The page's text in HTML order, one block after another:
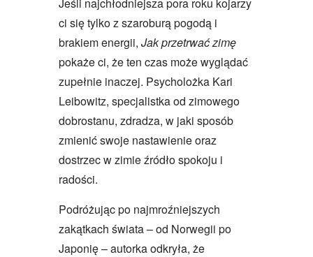
ci się tylko z szaroburą pogodą i
brakiem energii, Jak przetrwać zimę
pokaże ci, że ten czas może wyglądać
zupełnie inaczej. Psycholożka Kari
Leibowitz, specjalistka od zimowego
dobrostanu, zdradza, w jaki sposób
zmienić swoje nastawienie oraz
dostrzec w zimie źródło spokoju i
radości.
Podróżując po najmroźniejszych
zakątkach świata – od Norwegii po
Japonię – autorka odkryła, że